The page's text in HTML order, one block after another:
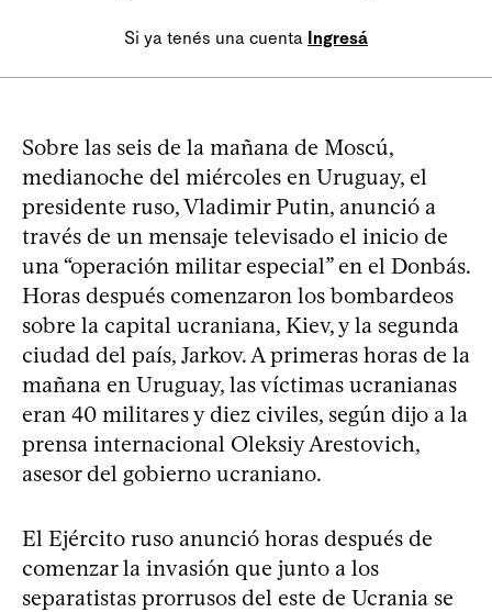
Si ya tenés una cuenta Ingresá
Sobre las seis de la mañana de Moscú,
medianoche del miércoles en Uruguay, el
presidente ruso, Vladimir Putin, anunció a
través de un mensaje televisado el inicio de
una “operación militar especial” en el Donbás.
Horas después comenzaron los bombardeos
sobre la capital ucraniana, Kiev, y la segunda
ciudad del país, Jarkov. A primeras horas de la
mañana en Uruguay, las víctimas ucranianas
eran 40 militares y diez civiles, según dijo a la
prensa internacional Oleksiy Arestovich,
asesor del gobierno ucraniano.
El Ejército ruso anunció horas después de
comenzar la invasión que junto a los
separatistas prorrusos del este de Ucrania se